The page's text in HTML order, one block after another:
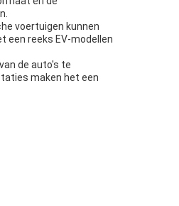
voertuigen kunnen
een reeks EV-modellen
de auto's te
maken het een